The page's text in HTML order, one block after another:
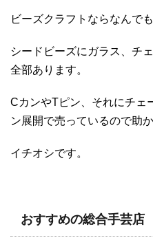
ビーズクラフトならなんで
シードビーズにガラス、チ
全部あります。
CカンやTピン、それにチェ
ン展開で売っているので助か
イチオシです。
おすすめの総合手芸店